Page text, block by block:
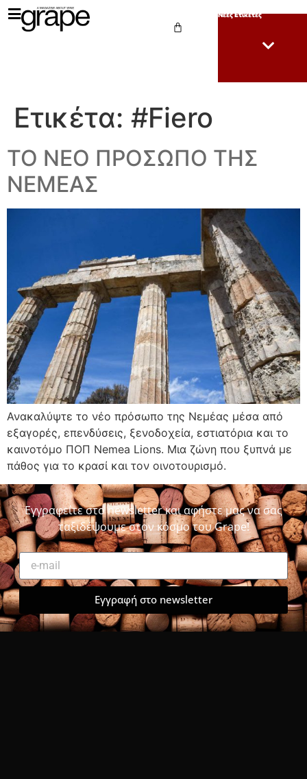
Νέες Ετικέτες
Ετικέτα: #Fiero
ΤΟ ΝΕΟ ΠΡΟΣΩΠΟ ΤΗΣ
ΝΕΜΕΑΣ
Ανακαλύψτε το νέο πρόσωπο της Νεμέας μέσα από
εξαγορές, επενδύσεις, ξενοδοχεία, εστιατόρια και το
καινοτόμο ΠΟΠ Nemea Lions. Μια ζώνη που ξυπνά με
πάθος για το κρασί και τον οινοτουρισμό.
Εγγραφείτε στο newsletter και αφήστε μας να σας
ταξιδέψουμε στον κόσμο του Grape!
Εγγραφή στο newsletter